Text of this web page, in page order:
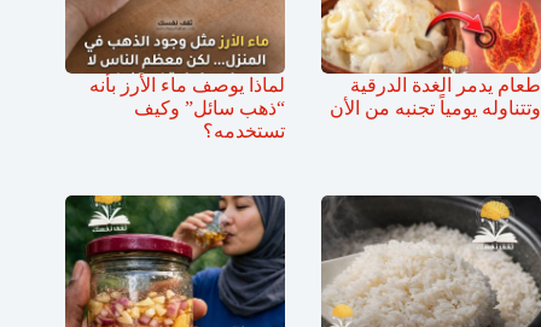
طعام يدمر الغدة الدرقية
وتتناوله يومياً تجنبه من الأن
لماذا يوصف ماء الأرز بأنه
“ذهب سائل” وكيف
تستخدمه؟